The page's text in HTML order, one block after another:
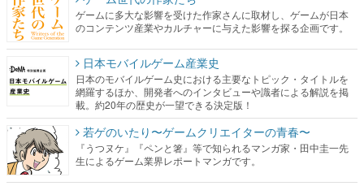
ゲームに多大な影響を受けた作家さんに取材し、ゲームが日本
のコンテンツ産業やカルチャーに与えた影響を探る企画です。
日本モバイルゲーム産業史
日本のモバイルゲーム史における主要なトピック・タイトルを
網羅するほか、開発者へのインタビューや識者による解説を掲
載。約20年の歴史が一望できる決定版！
若ゲのいたり〜ゲームクリエイターの青春〜
『うつヌケ』『ペンと箸』等で知られるマンガ家・田中圭一先
生によるゲーム業界レポートマンガです。